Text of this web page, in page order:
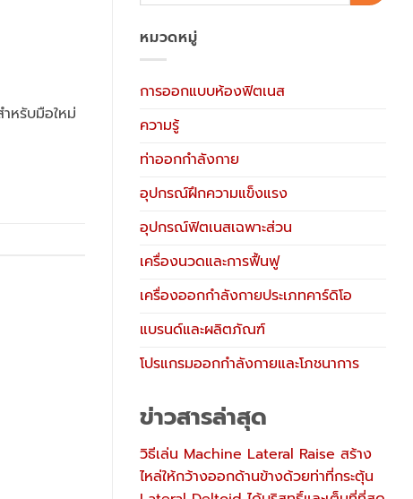
หรับมือใหม่
หมวดหมู่
การออกแบบห้องฟิตเนส
ความรู้
ท่าออกกำลังกาย
อุปกรณ์ฝึกความแข็งแรง
อุปกรณ์ฟิตเนสเฉพาะส่วน
เครื่องนวดและการฟื้นฟู
เครื่องออกกำลังกายประเภทคาร์ดิโอ
แบรนด์และผลิตภัณฑ์
โปรแกรมออกกำลังกายและโภชนาการ
ข่าวสารล่าสุด
วิธีเล่น Machine Lateral Raise สร้าง
ไหล่ให้กว้างออกด้านข้างด้วยท่าที่กระตุ้น